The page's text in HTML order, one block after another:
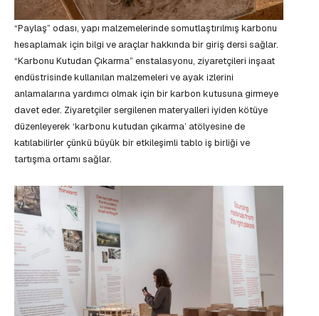
“Paylaş” odası, yapı malzemelerinde somutlaştırılmış karbonu
hesaplamak için bilgi ve araçlar hakkında bir giriş dersi sağlar.
“Karbonu Kutudan Çıkarma” enstalasyonu, ziyaretçileri inşaat
endüstrisinde kullanılan malzemeleri ve ayak izlerini
anlamalarına yardımcı olmak için bir karbon kutusuna girmeye
davet eder. Ziyaretçiler sergilenen materyalleri iyiden kötüye
düzenleyerek ‘karbonu kutudan çıkarma’ atölyesine de
katılabilirler çünkü büyük bir etkileşimli tablo iş birliği ve
tartışma ortamı sağlar.